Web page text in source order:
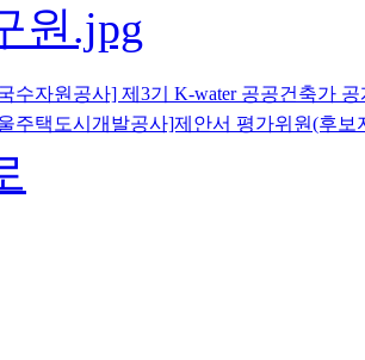
원.jpg
수자원공사] 제3기 K-water 공공건축가
주택도시개발공사]제안서 평가위원(후보